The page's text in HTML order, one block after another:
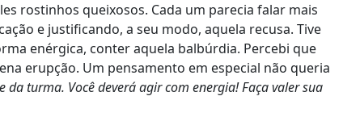
rostinhos queixosos. Cada um parecia falar mais
e justificando, a seu modo, aquela recusa. Tive
enérgica, conter aquela balbúrdia. Percebi que
erupção. Um pensamento em especial não queria
turma. Você deverá agir com energia! Faça valer sua